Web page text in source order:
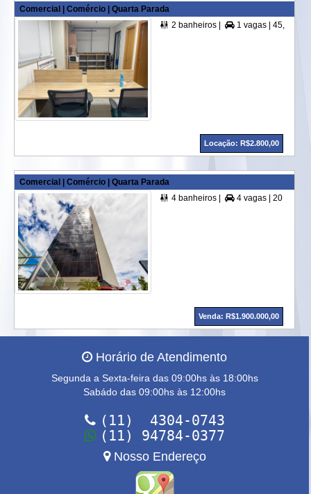
Comercial | Comércio | Quarta Parada
 2 banheiros |  1 vagas | 45,00 m² A. Útil |
Locação: R$2.800,00
Comercial | Comércio | Quarta Parada
 4 banheiros |  4 vagas | 200,00 m² A. Útil |
Venda: R$1.900.000,00
Horário de Atendimento
Segunda a Sexta-feira das 09:00hs às 18:00hs
Sabádo das 09:00hs às 12:00hs
(11) 4304-0743
(11) 94784-0377
Nosso Endereço